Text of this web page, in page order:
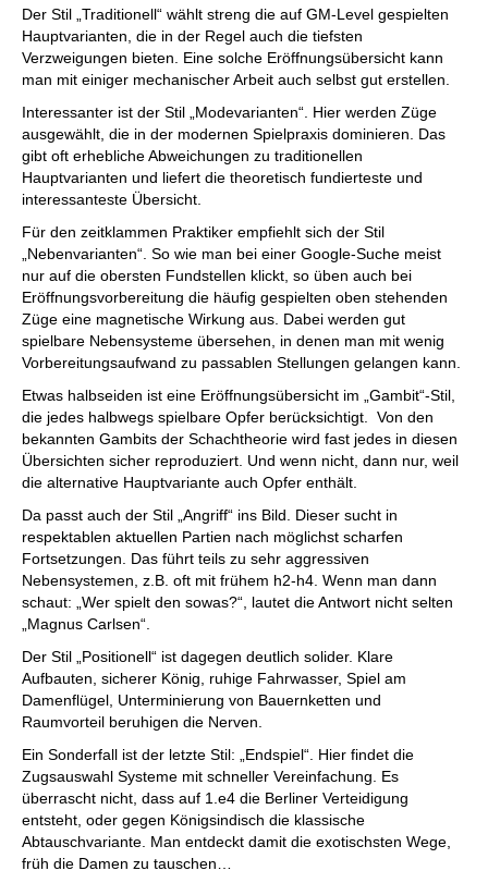
Der Stil „Traditionell“ wählt streng die auf GM-Level gespielten
Hauptvarianten, die in der Regel auch die tiefsten
Verzweigungen bieten. Eine solche Eröffnungsübersicht kann
man mit einiger mechanischer Arbeit auch selbst gut erstellen.
Interessanter ist der Stil „Modevarianten“. Hier werden Züge
ausgewählt, die in der modernen Spielpraxis dominieren. Das
gibt oft erhebliche Abweichungen zu traditionellen
Hauptvarianten und liefert die theoretisch fundierteste und
interessanteste Übersicht.
Für den zeitklammen Praktiker empfiehlt sich der Stil
„Nebenvarianten“. So wie man bei einer Google-Suche meist
nur auf die obersten Fundstellen klickt, so üben auch bei
Eröffnungsvorbereitung die häufig gespielten oben stehenden
Züge eine magnetische Wirkung aus. Dabei werden gut
spielbare Nebensysteme übersehen, in denen man mit wenig
Vorbereitungsaufwand zu passablen Stellungen gelangen kann.
Etwas halbseiden ist eine Eröffnungsübersicht im „Gambit“-Stil,
die jedes halbwegs spielbare Opfer berücksichtigt. Von den
bekannten Gambits der Schachtheorie wird fast jedes in diesen
Übersichten sicher reproduziert. Und wenn nicht, dann nur, weil
die alternative Hauptvariante auch Opfer enthält.
Da passt auch der Stil „Angriff“ ins Bild. Dieser sucht in
respektablen aktuellen Partien nach möglichst scharfen
Fortsetzungen. Das führt teils zu sehr aggressiven
Nebensystemen, z.B. oft mit frühem h2-h4. Wenn man dann
schaut: „Wer spielt den sowas?“, lautet die Antwort nicht selten
„Magnus Carlsen“.
Der Stil „Positionell“ ist dagegen deutlich solider. Klare
Aufbauten, sicherer König, ruhige Fahrwasser, Spiel am
Damenflügel, Unterminierung von Bauernketten und
Raumvorteil beruhigen die Nerven.
Ein Sonderfall ist der letzte Stil: „Endspiel“. Hier findet die
Zugsauswahl Systeme mit schneller Vereinfachung. Es
überrascht nicht, dass auf 1.e4 die Berliner Verteidigung
entsteht, oder gegen Königsindisch die klassische
Abtauschvariante. Man entdeckt damit die exotischsten Wege,
früh die Damen zu tauschen…